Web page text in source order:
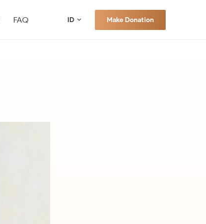
FAQ ID Make Donation